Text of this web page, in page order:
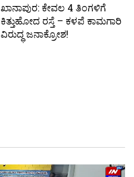
ಖಾನಾಪುರ: ಕೇವಲ 4 ತಿಂಗಳಿಗೆ
ಕಿತ್ತುಹೋದ ರಸ್ತೆ – ಕಳಪೆ ಕಾಮಗಾರಿ
ವಿರುದ್ಧ ಜನಾಕ್ರೋಶ!